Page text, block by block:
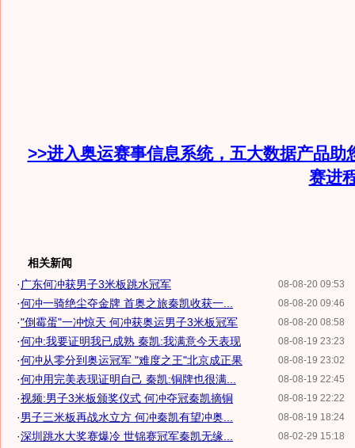
>>进入奥运赛事信息系统，五大数据产品助
赛进
相关新闻
08-08-20 09:53
· 广东何冲获男子3米板跳水冠军
08-08-20 09:46
·何冲一骑绝尘夺金牌 首奥之旅秦凯收获一...
08-08-20 08:58
·"倒霉蛋"一冲惊天 何冲获奥运男子3米板冠军
08-08-19 23:23
·何冲:我要证明我已成熟 秦凯:我满意今天表现
08-08-19 23:02
·何冲从零分到奥运冠军 "难度之王"北京成正果
08-08-19 22:45
·何冲用完美表现证明自己 秦凯:铜牌也很满...
08-08-19 22:22
·视频:男子3米板颁奖仪式 何冲夺冠秦凯摘铜
08-08-19 18:24
·男子三米板再战水立方 何冲秦凯有望冲奥...
08-02-29 15:18
·深圳跳水大奖赛爆冷 世锦赛冠军秦凯无缘...